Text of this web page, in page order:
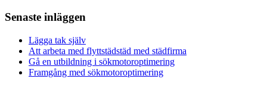
Senaste inläggen
Lägga tak själv
Att arbeta med flyttstädstäd med städfirma
Gå en utbildning i sökmotoroptimering
Framgång med sökmotoroptimering